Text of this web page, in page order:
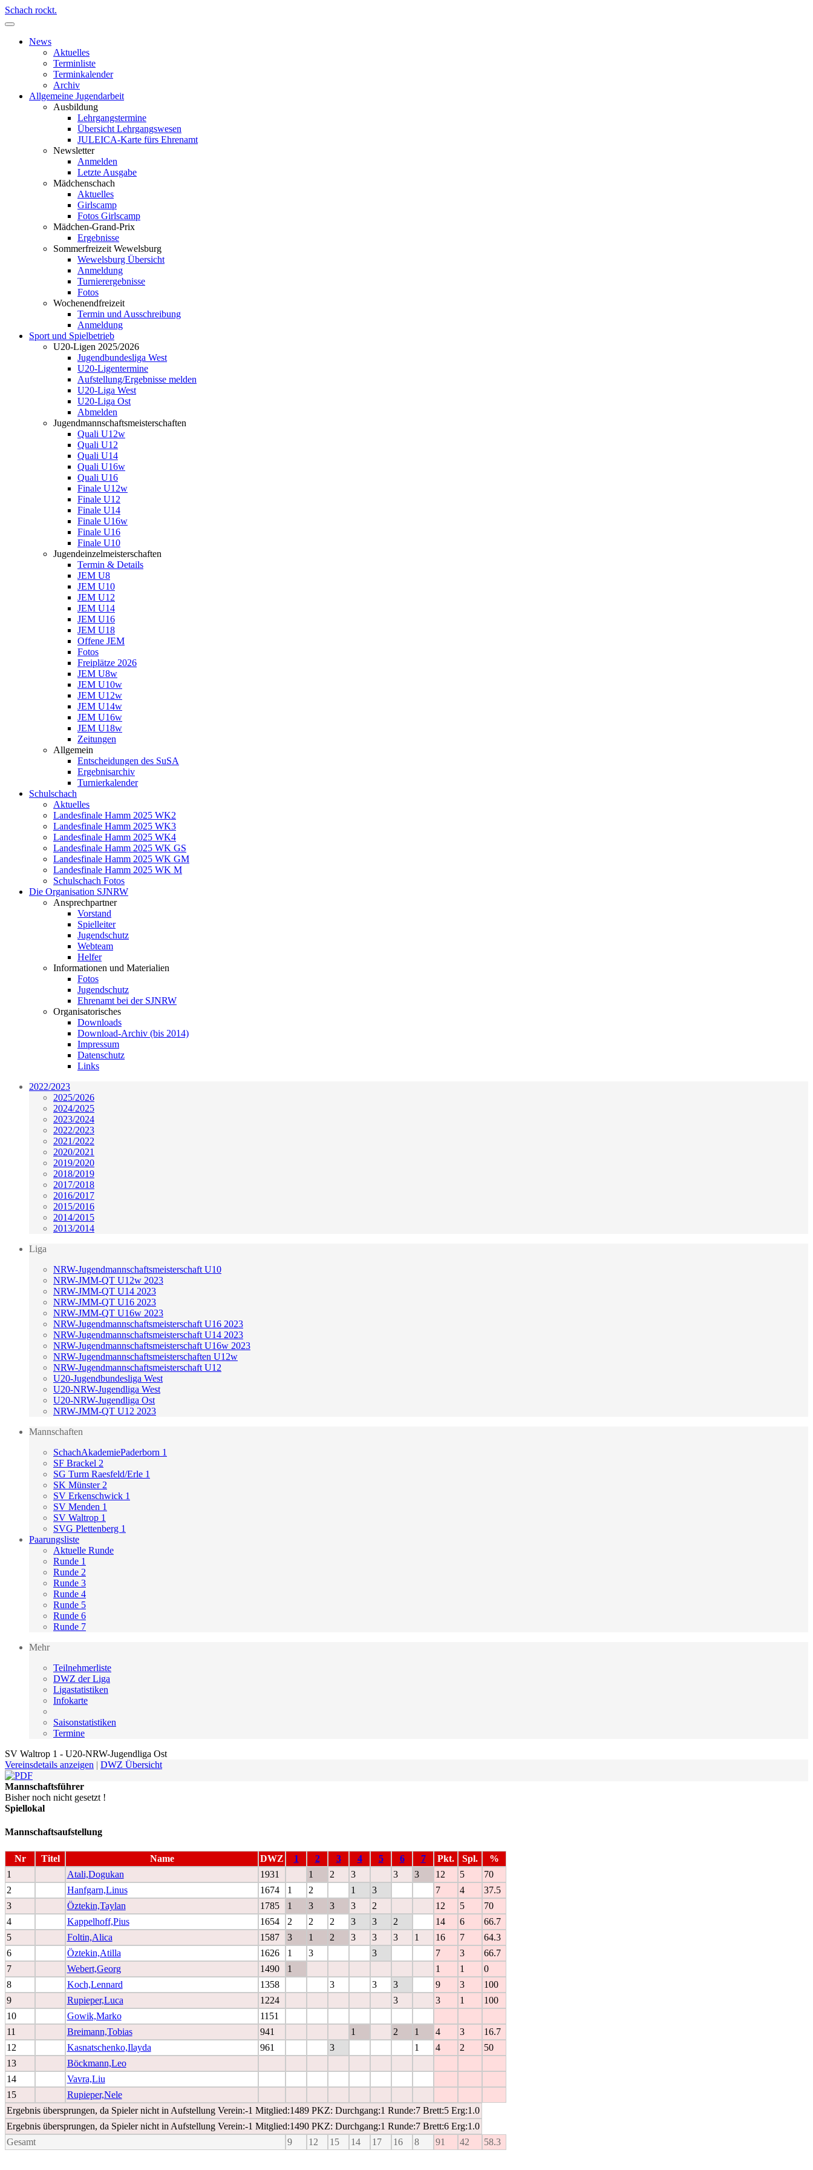
Schach rockt.
News
Aktuelles
Terminliste
Terminkalender
Archiv
Allgemeine Jugendarbeit
Ausbildung
Lehrgangstermine
Übersicht Lehrgangswesen
JULEICA-Karte fürs Ehrenamt
Newsletter
Anmelden
Letzte Ausgabe
Mädchenschach
Aktuelles
Girlscamp
Fotos Girlscamp
Mädchen-Grand-Prix
Ergebnisse
Sommerfreizeit Wewelsburg
Wewelsburg Übersicht
Anmeldung
Turnierergebnisse
Fotos
Wochenendfreizeit
Termin und Ausschreibung
Anmeldung
Sport und Spielbetrieb
U20-Ligen 2025/2026
Jugendbundesliga West
U20-Ligentermine
Aufstellung/Ergebnisse melden
U20-Liga West
U20-Liga Ost
Abmelden
Jugendmannschaftsmeisterschaften
Quali U12w
Quali U12
Quali U14
Quali U16w
Quali U16
Finale U12w
Finale U12
Finale U14
Finale U16w
Finale U16
Finale U10
Jugendeinzelmeisterschaften
Termin & Details
JEM U8
JEM U10
JEM U12
JEM U14
JEM U16
JEM U18
Offene JEM
Fotos
Freiplätze 2026
JEM U8w
JEM U10w
JEM U12w
JEM U14w
JEM U16w
JEM U18w
Zeitungen
Allgemein
Entscheidungen des SuSA
Ergebnisarchiv
Turnierkalender
Schulschach
Aktuelles
Landesfinale Hamm 2025 WK2
Landesfinale Hamm 2025 WK3
Landesfinale Hamm 2025 WK4
Landesfinale Hamm 2025 WK GS
Landesfinale Hamm 2025 WK GM
Landesfinale Hamm 2025 WK M
Schulschach Fotos
Die Organisation SJNRW
Ansprechpartner
Vorstand
Spielleiter
Jugendschutz
Webteam
Helfer
Informationen und Materialien
Fotos
Jugendschutz
Ehrenamt bei der SJNRW
Organisatorisches
Downloads
Download-Archiv (bis 2014)
Impressum
Datenschutz
Links
2022/2023
2025/2026
2024/2025
2023/2024
2022/2023
2021/2022
2020/2021
2019/2020
2018/2019
2017/2018
2016/2017
2015/2016
2014/2015
2013/2014
Liga
NRW-Jugendmannschaftsmeisterschaft U10
NRW-JMM-QT U12w 2023
NRW-JMM-QT U14 2023
NRW-JMM-QT U16 2023
NRW-JMM-QT U16w 2023
NRW-Jugendmannschaftsmeisterschaft U16 2023
NRW-Jugendmannschaftsmeisterschaft U14 2023
NRW-Jugendmannschaftsmeisterschaft U16w 2023
NRW-Jugendmannschaftsmeisterschaften U12w
NRW-Jugendmannschaftsmeisterschaft U12
U20-Jugendbundesliga West
U20-NRW-Jugendliga West
U20-NRW-Jugendliga Ost
NRW-JMM-QT U12 2023
Mannschaften
SchachAkademiePaderborn 1
SF Brackel 2
SG Turm Raesfeld/Erle 1
SK Münster 2
SV Erkenschwick 1
SV Menden 1
SV Waltrop 1
SVG Plettenberg 1
Paarungsliste
Aktuelle Runde
Runde 1
Runde 2
Runde 3
Runde 4
Runde 5
Runde 6
Runde 7
Mehr
Teilnehmerliste
DWZ der Liga
Ligastatistiken
Infokarte
Saisonstatistiken
Termine
SV Waltrop 1 - U20-NRW-Jugendliga Ost
Vereinsdetails anzeigen | DWZ Übersicht
Mannschaftsführer
Bisher noch nicht gesetzt !
Spiellokal
Mannschaftsaufstellung
Nr Titel Name DWZ 1 2 3 4 5 6 7 Pkt. Spl.
%
1
Atali,Dogukan 1931 1 2 3 3 3 12 5
70
2
Hanfgarn,Linus 1674 1 2 1 3 7 4
37.5
3
Öztekin,Taylan 1785 1 3 3 3 2 12 5
70
4
Kappelhoff,Pius 1654 2 2 2 3 3 2 14 6
66.7
5
Foltin,Alica 1587 3 1 2 3 3 3 1 16 7
64.3
6
Öztekin,Atilla 1626 1 3 3 7 3
66.7
7
Webert,Georg 1490 1 1 1
0
8
Koch,Lennard 1358 3 3 3 9 3
100
9
Rupieper,Luca 1224 3 3 1
100
10
Gowik,Marko
1151
11
Breimann,Tobias 941 1 2 1 4 3
16.7
12
Kasnatschenko,Ilayda 961 3 1 4 2
50
13
Böckmann,Leo
14
Vavra,Liu
15
Rupieper,Nele
Ergebnis übersprungen, da Spieler nicht in Aufstellung Verein:-1 Mitglied:1489 PKZ: Durchgang:1 Runde:7 Brett:5 Erg:1.0
Ergebnis übersprungen, da Spieler nicht in Aufstellung Verein:-1 Mitglied:1490 PKZ: Durchgang:1 Runde:7 Brett:6 Erg:1.0
Gesamt
9 12 15 14 17 16 8 91 42 58.3